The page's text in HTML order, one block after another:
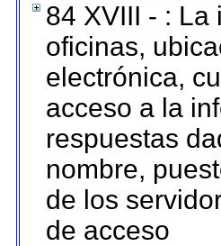
84 XVIII - : La
oficinas,
electrónica,
acceso a la
respuestas
nombre,
de los
de acceso